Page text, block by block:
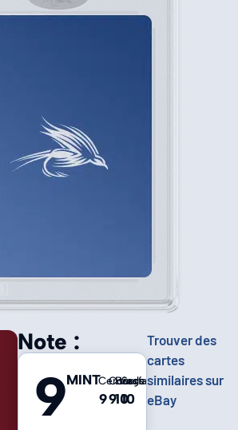
Note :
9MINTCentrage
9
Coins
9
Bords
10
Surface
10
Trouver des
cartes
similaires sur
eBay